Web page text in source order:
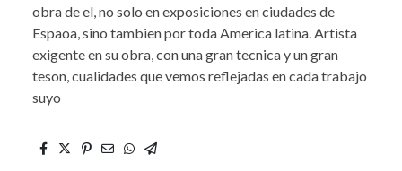
obra de el, no solo en exposiciones en ciudades de
Espaoa, sino tambien por toda America latina. Artista
exigente en su obra, con una gran tecnica y un gran
teson, cualidades que vemos reflejadas en cada trabajo
suyo